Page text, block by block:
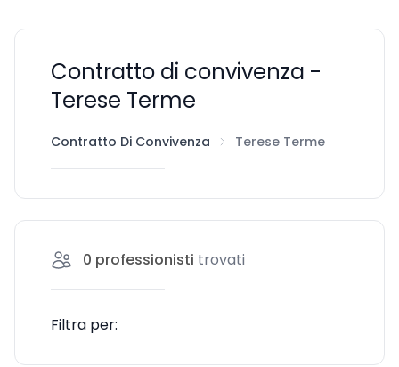
Contratto di convivenza -
Terese Terme
Contratto Di Convivenza Terese Terme
0 professionisti trovati
Filtra per: